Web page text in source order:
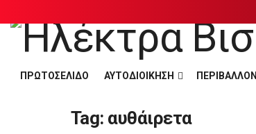
ΠΡΩΤΟΣΕΛΙΔΟ ΑΥΤΟΔΙΟΙΚΗΣΗ ΠΕΡΙΒΑΛΛΟΝ
Tag: αυθάιρετα